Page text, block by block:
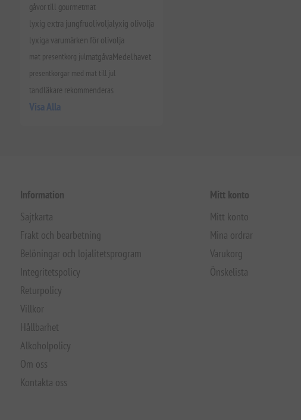
gåvor till gourmetmat
lyxig extra jungfruolivoljalyxig olivolja
lyxiga varumärken för olivolja
mat presentkorg julmatgåvaMedelhavet
presentkorgar med mat till jul
tandläkare rekommenderas
Visa Alla
Information
Sajtkarta
Frakt och bearbetning
Belöningar och lojalitetsprogram
Integritetspolicy
Returpolicy
Villkor
Hållbarhet
Alkoholpolicy
Om oss
Kontakta oss
Mitt konto
Mitt konto
Mina ordrar
Varukorg
Önskelista